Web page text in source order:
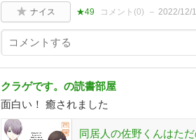
ナイス ★49 コメント(0) 2022/12/
クラゲです。の読書部屋
面白い！ 癒されました
同居人の佐野くんはた